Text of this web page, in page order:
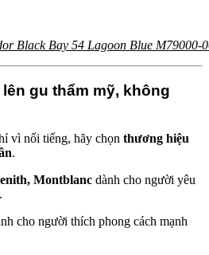
Black Bay 54 Lagoon Blue M79000-
gu thẩm mỹ, không
vì nổi tiếng, hãy chọn thương hiệu
.
Montblanc dành cho người yêu
cho người thích phong cách mạnh